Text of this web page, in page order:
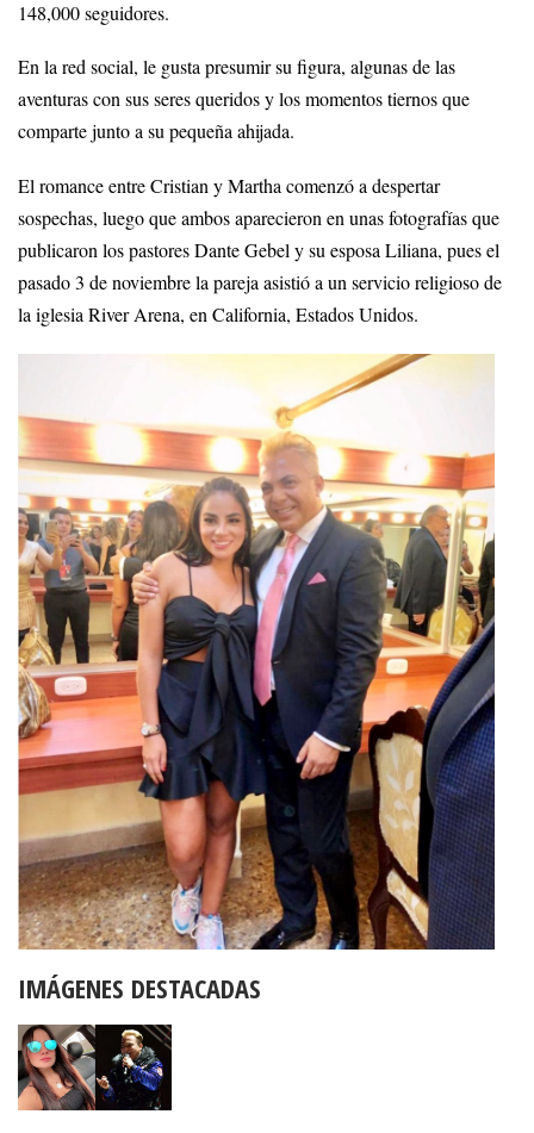
148,000 seguidores.
En la red social, le gusta presumir su figura, algunas de las
aventuras con sus seres queridos y los momentos tiernos que
comparte junto a su pequeña ahijada.
El romance entre Cristian y Martha comenzó a despertar
sospechas, luego que ambos aparecieron en unas fotografías que
publicaron los pastores Dante Gebel y su esposa Liliana, pues el
pasado 3 de noviembre la pareja asistió a un servicio religioso de
la iglesia River Arena, en California, Estados Unidos.
IMÁGENES DESTACADAS